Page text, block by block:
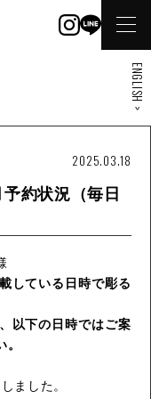
2025.03.18
予約状況（毎日
している日時で彫る
以下の日時ではご案
ました。
ENGLISH >